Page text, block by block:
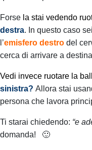
Forse la stai vedendo
destra. In questo caso
l’emisfero destro del
cerca di arrivare a
Vedi invece ruotare la
sinistra? Allora stai
persona che lavora
Ti starai chiedendo: “e
domanda! 🙂